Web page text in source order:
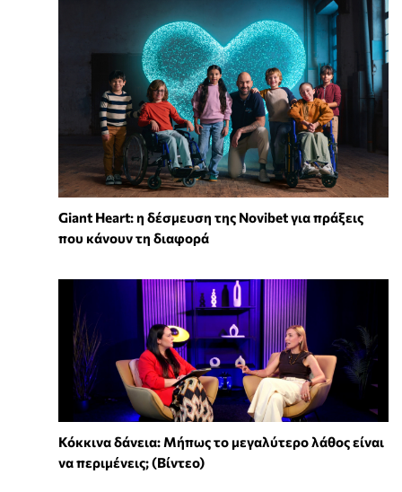
Giant Heart: η δέσμευση της Novibet για πράξεις
που κάνουν τη διαφορά
Κόκκινα δάνεια: Μήπως το μεγαλύτερο λάθος είναι
να περιμένεις; (Βίντεο)